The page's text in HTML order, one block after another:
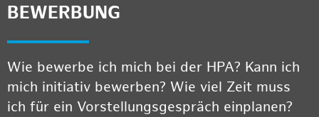
BEWERBUNG
Wie bewerbe ich mich bei der HPA? Kann ich
mich initiativ bewerben? Wie viel Zeit muss
ich für ein Vorstellungsgespräch einplanen?